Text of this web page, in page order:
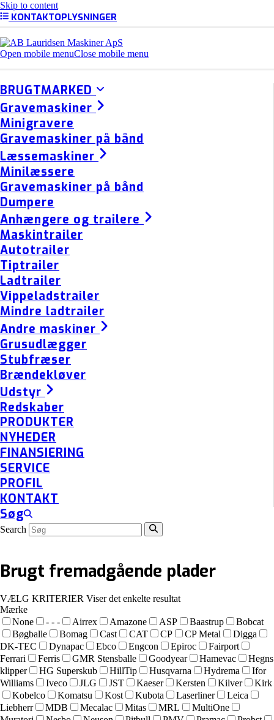
Skip to content
KONTAKTOPLYSNINGER
Open mobile menuClose mobile menu
BRUGTMARKED
Gravemaskiner
Minigravere
Gravemaskiner på bånd
Læssemaskiner
Minilæssere
Gravemaskiner på bånd
Dumpere
Anhængere og trailere
Maskintrailer
Autotrailer
Tiptrailer
Ladtrailer
Vippeladstrailer
Mindre ladtrailer
Andre maskiner
Grusudlægger
Stubfræser
Brændekløver
Udstyr
Redskaber
PRODUKTER
NYHEDER
FINANSIERING
SERVICE
PROFIL
KONTAKT
Søg
Search
Brugt fremadgående plader
VÆLG KRITERIER Viser det enkelte resultat
Mærke
None
- - - Airrex Amazone ASP Baastrup
Bobcat
Bøgballe
Bomag Cast CAT CP CP Metal
Digga
DK-TEC
Dynapac Ebco Engcon Epiroc
Fairport
Ferrari
Ferris GMR Stensballe Goodyear Hamevac
Hegns
klipper
HG Superskub HillTip Husqvarna Hydrema
Ifor
Williams
Iveco JLG JST Kaeser Kersten Kilver
Kirk
Kobelco
Komatsu Kost Kubota Laserliner
Leica
Liebherr
MDB Mecalac Mitas MRL
MultiOne